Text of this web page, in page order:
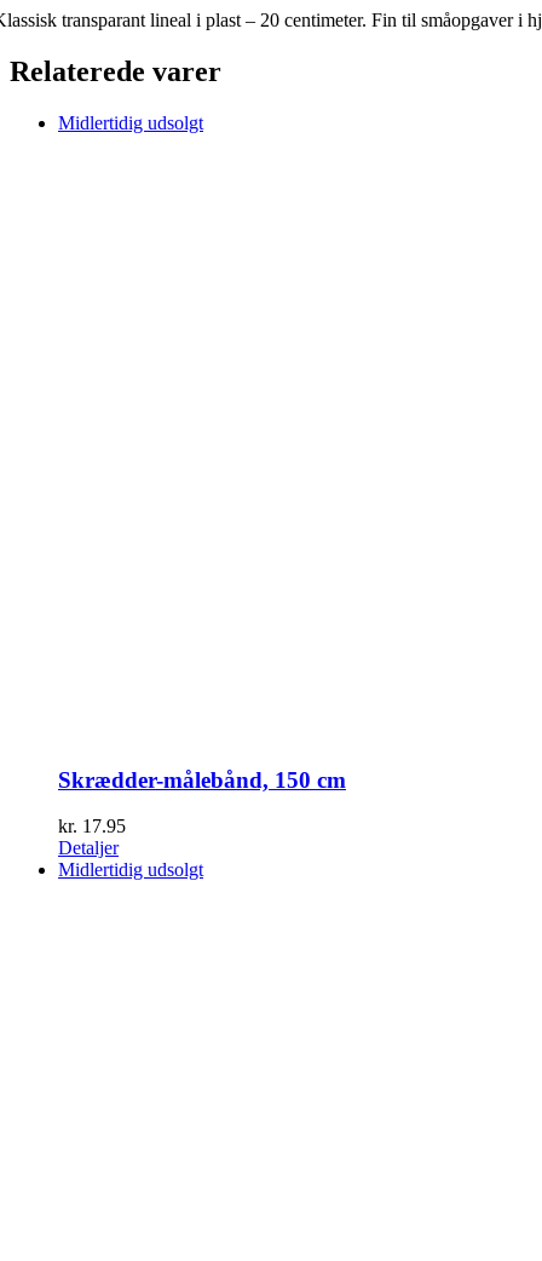
transparant lineal i plast – 20 centimeter. Fin til småopgaver i
Relaterede varer
Midlertidig udsolgt
Skrædder-målebånd, 150 cm
kr. 17.95
Detaljer
Midlertidig udsolgt